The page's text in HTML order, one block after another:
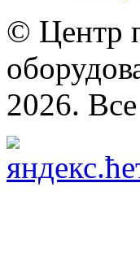
© Центр
2026.